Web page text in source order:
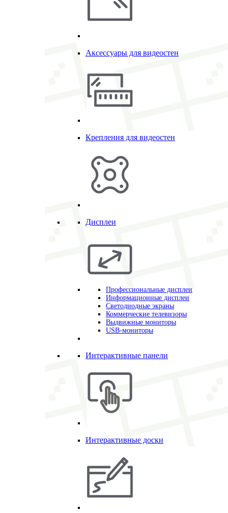
Аксессуары для видеостен
Крепления для видеостен
Дисплеи
Профессиональные дисплеи
Информационные дисплеи
Светодиодные экраны
Коммерческие телевизоры
Выдвижные мониторы
USB-мониторы
Интерактивные панели
Интерактивные доски